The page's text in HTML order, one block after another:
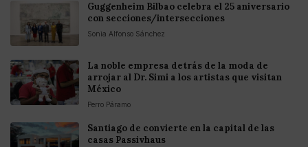
Guggenheim Bilbao celebra el 25 aniversario
con secciones/intersecciones
Sonia Alfonso Sánchez
La noble empresa detrás de la moda de
arrojar al Dr. Simi a los artistas que visitan
México
Perro Páramo
Santiago de convierte en la capital de las
casas Passivhaus